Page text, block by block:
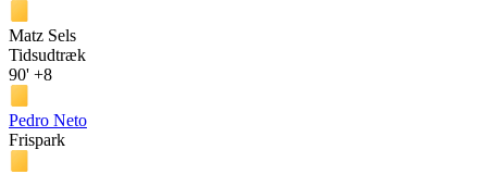
Matz Sels
Tidsudtræk
90' +8
Pedro Neto
Frispark